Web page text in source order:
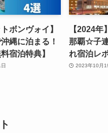
ボンヴォイ】
縄に泊まる！
宿泊特典】
【2024
那覇☆子
れ宿泊レ
2023年10月